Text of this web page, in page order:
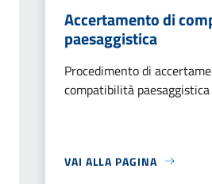
Accertamento di
paesaggistica
Procedimento di
compatibilità paesaggistica
VAI ALLA PAGINA